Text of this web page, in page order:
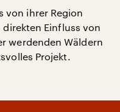
von ihrer Region
Einfluss von
werdenden Wäldern
Projekt.